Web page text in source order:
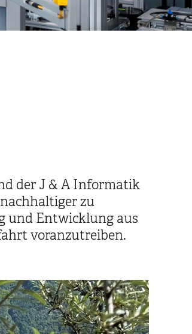
der J & A Informatik
zu
und Entwicklung aus
voranzutreiben.